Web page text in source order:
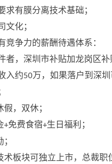
求有膜分离技术基础；
文化；
竞争力的薪酬待遇体系：
者，深圳市补贴加龙岗区补
入约50万，如果落户到深
，双休；
+免费食宿+生日福利；
术板块可独立上市，总裁职